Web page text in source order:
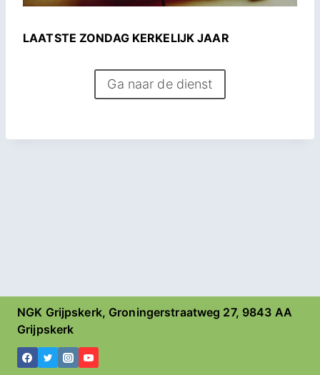
LAATSTE ZONDAG KERKELIJK JAAR
Ga naar de dienst
NGK Grijpskerk, Groningerstraatweg 27, 9843 AA
Grijpskerk